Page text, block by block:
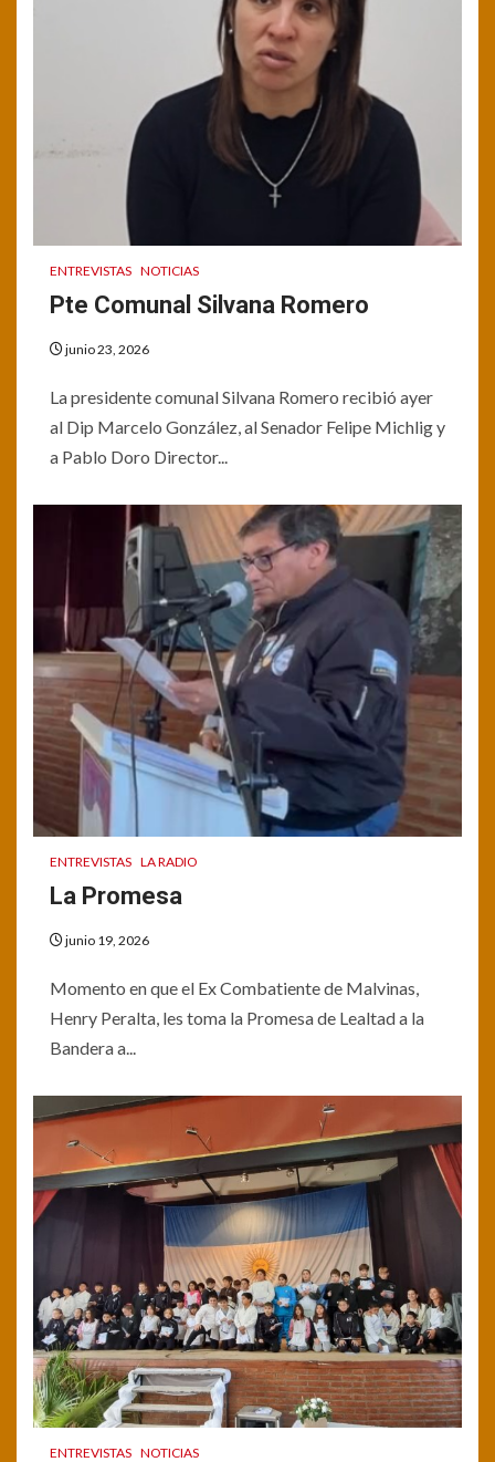
ENTREVISTAS NOTICIAS
Pte Comunal Silvana Romero
junio 23, 2026
La presidente comunal Silvana Romero recibió ayer
al Dip Marcelo González, al Senador Felipe Michlig y
a Pablo Doro Director...
ENTREVISTAS LA RADIO
La Promesa
junio 19, 2026
Momento en que el Ex Combatiente de Malvinas,
Henry Peralta, les toma la Promesa de Lealtad a la
Bandera a...
ENTREVISTAS NOTICIAS